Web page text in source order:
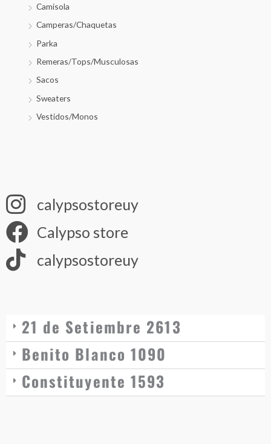
Camisola
Camperas/Chaquetas
Parka
Remeras/Tops/Musculosas
Sacos
Sweaters
Vestidos/Monos
calypsostoreuy
Calypso store
calypsostoreuy
21 de Setiembre 2613
Benito Blanco 1090
Constituyente 1593